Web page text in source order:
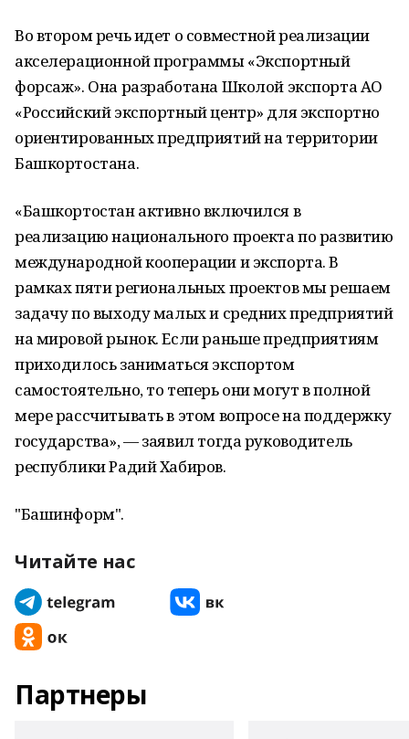
Во втором речь идет о совместной реализации
акселерационной программы «Экспортный
форсаж». Она разработана Школой экспорта АО
«Российский экспортный центр» для экспортно
ориентированных предприятий на территории
Башкортостана.
«Башкортостан активно включился в
реализацию национального проекта по развитию
международной кооперации и экспорта. В
рамках пяти региональных проектов мы решаем
задачу по выходу малых и средних предприятий
на мировой рынок. Если раньше предприятиям
приходилось заниматься экспортом
самостоятельно, то теперь они могут в полной
мере рассчитывать в этом вопросе на поддержку
государства», — заявил тогда руководитель
республики Радий Хабиров.
"Башинформ".
Читайте нас
Партнеры